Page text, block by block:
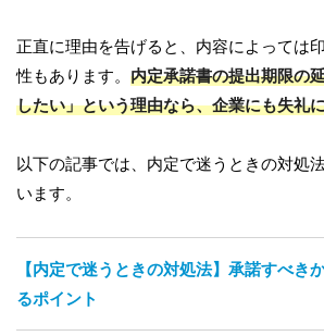
正直に理由を告げると、内容によっては
性もあります。 内定承諾書の提出期限の
したい」という理由なら、企業にも失礼
以下の記事では、内定で迷うときの対処
います。
【内定で迷うときの対処法】承諾すべき
るポイント